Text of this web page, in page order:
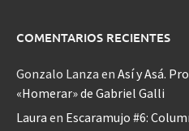
COMENTARIOS RECIENTES
Gonzalo Lanza en Así y Asá.
«Homerar» de Gabriel Galli
Laura en Escaramujo #6: